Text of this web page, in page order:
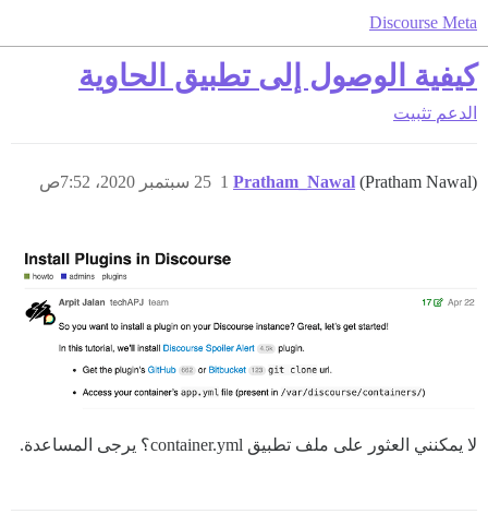
Discourse Meta
كيفية الوصول إلى تطبيق الحاوية
الدعم تثبيت
Pratham_Nawal (Pratham Nawal) 25 سبتمبر 2020، 7:52ص 1
لا يمكنني العثور على ملف تطبيق container.yml؟ يرجى المساعدة.